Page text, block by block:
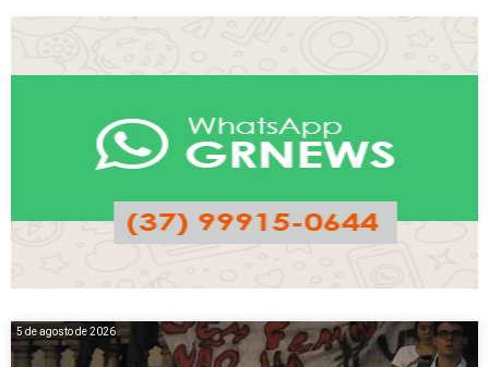
5 de agosto de 2026